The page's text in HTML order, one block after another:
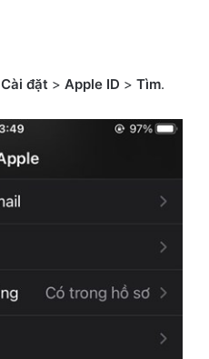
Cài đặt > Apple ID > Tìm.